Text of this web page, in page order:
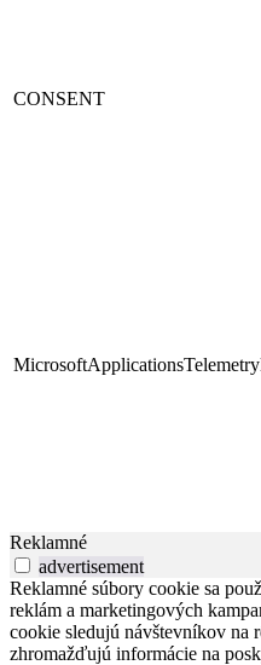
CONSENT
Reklamné
advertisement
Reklamné súbory cookie sa
reklám a marketingových
cookie sledujú návštevníkov na
zhromažďujú informácie na